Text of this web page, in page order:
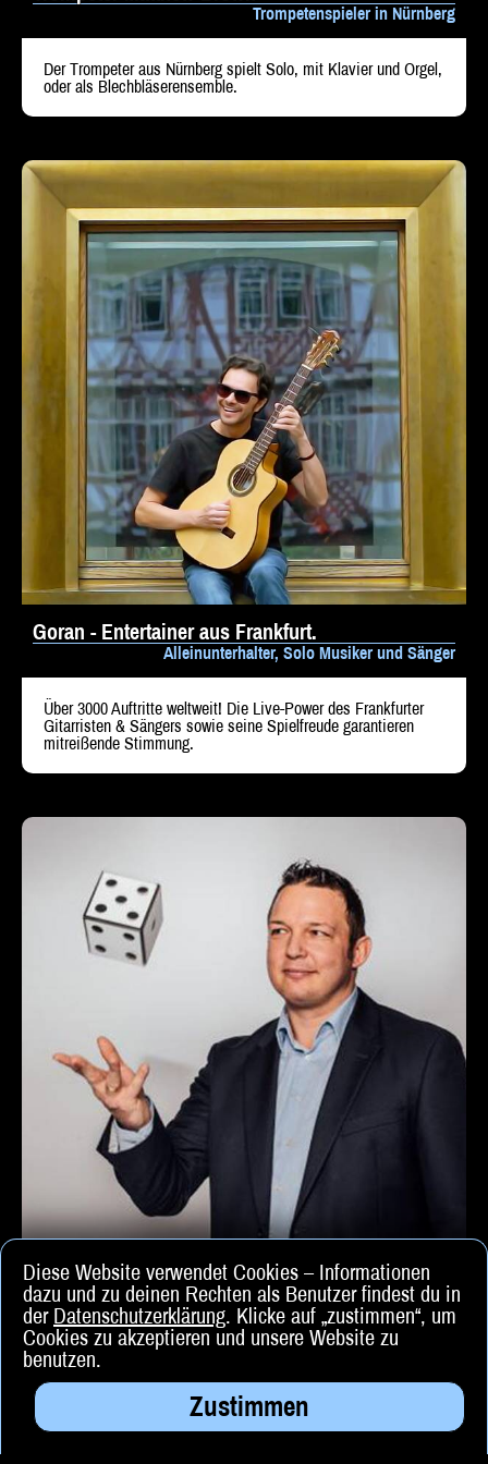
Beratung
Impressum
Trompetenspieler in Nürnberg
Der Trompeter aus Nürnberg spielt Solo, mit Klavier und Orgel,
oder als Blechbläserensemble.
Goran - Entertainer aus Frankfurt.
Alleinunterhalter, Solo Musiker und Sänger
Über 3000 Auftritte weltweit! Die Live-Power des Frankfurter
Gitarristen & Sängers sowie seine Spielfreude garantieren
mitreißende Stimmung.
Sven Köcher
Unterhaltungskünstler & Zauberer in Darmstadt.
Der Zauberer aus Darmstadt verzaubert Kinder, Erwachsene
und Unternehmen. Stand-Up, Close-Up & Walk-Around vom
Geburtstag bis zur Weihnachtsfeier.
Diese Website verwendet Cookies – Informationen
dazu und zu deinen Rechten als Benutzer findest du in
derDatenschutzerklärung. Klicke auf „zustimmen“, um
Cookies zu akzeptieren und unsere Website zu
benutzen.
Zustimmen